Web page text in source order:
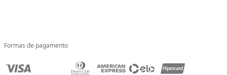
Formas de pagamento